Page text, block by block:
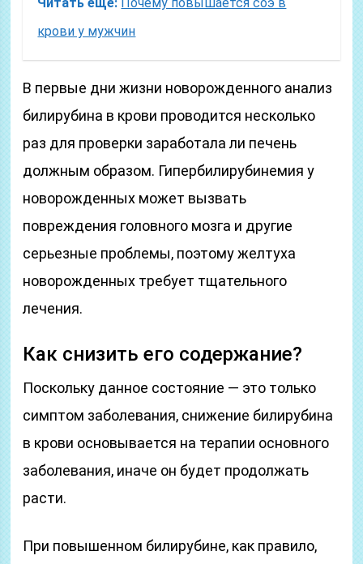
крови у мужчин
В первые дни жизни новорожденного анализ
билирубина в крови проводится несколько
раз для проверки заработала ли печень
должным образом. Гипербилирубинемия у
новорожденных может вызвать
повреждения головного мозга и другие
серьезные проблемы, поэтому желтуха
новорожденных требует тщательного
лечения.
Как снизить его содержание?
Поскольку данное состояние — это только
симптом заболевания, снижение билирубина
в крови основывается на терапии основного
заболевания, иначе он будет продолжать
расти.
При повышенном билирубине, как правило,